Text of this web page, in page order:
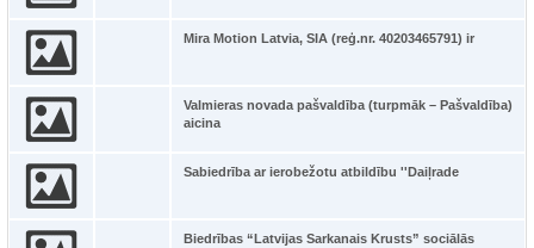
Mira Motion Latvia, SIA (reģ.nr. 40203465791) ir
Valmieras novada pašvaldība (turpmāk – Pašvaldība)
aicina
Sabiedrība ar ierobežotu atbildību ''Daiļrade
Biedrības “Latvijas Sarkanais Krusts” sociālās